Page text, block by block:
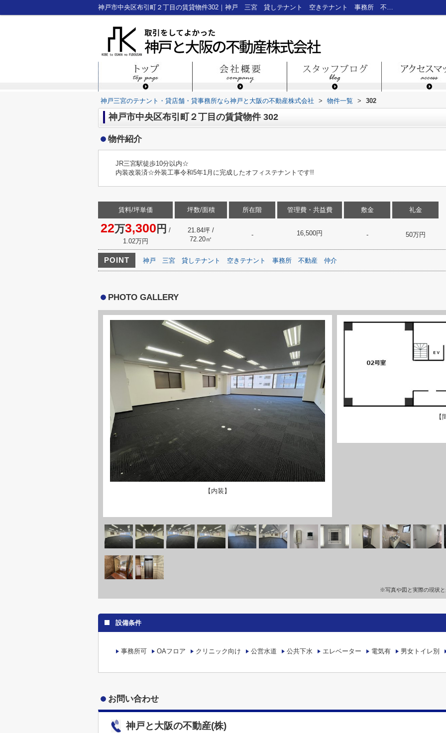
神戸市中央区布引町２丁目の賃貸物件302｜神戸 三宮 貸しテナント 空きテナント 事務所 不動産 仲介｜神戸三宮のテナント・貸店舗・貸事務所なら神戸と大阪の不動産株式会社
神戸三宮のテナント・貸店舗・貸事務所なら神戸と大阪の不動産株式会社 > 物件一覧 > 302
神戸市中央区布引町２丁目の賃貸物件 302
物件紹介
JR三宮駅徒歩10分以内☆
内装改装済☆外装工事令和5年1月に完成したオフィステナントです!!
賃料/坪単価
22万3,300 円 /
1.02万円
坪数/面積
21.84坪 /
72.20㎡
所在階
-
管理費・共益費
16,500円
敷金
-
礼金
50万円
POINT 神戸 三宮 貸しテナント 空きテナント 事務所 不動産 仲介
PHOTO GALLERY
【内装】
【
※写真や図と実際の現状
設備条件
事務所可 OAフロア クリニック向け 公営水道 公共下水 エレベーター 電気有 男女トイレ別
お問い合わせ
神戸と大阪の不動産(株)